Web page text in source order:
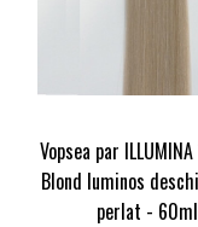
Vopsea par
Blond luminos
perlat - 60ml